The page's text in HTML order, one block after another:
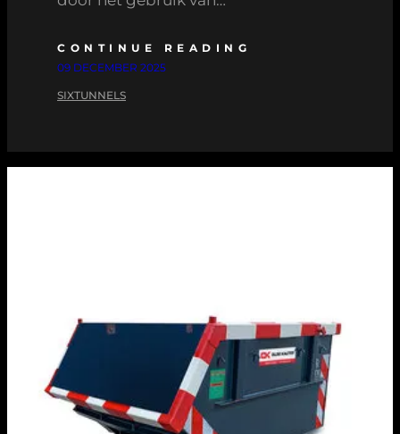
CONTINUE READING
09 DECEMBER 2025
SIXTUNNELS